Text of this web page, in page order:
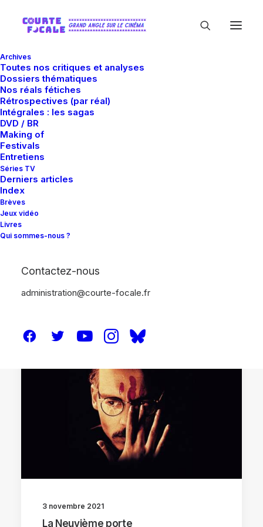
Archives
Toutes nos critiques et analyses
Dossiers thématiques
Nos réals fétiches
Rétrospectives (par réal)
Intégrales : les sagas
DVD / BR
Making of
Festivals
Entretiens
Séries TV
Derniers articles
Index
Brèves
Jeux vidéo
Livres
Qui sommes-nous ?
Contactez-nous
administration@courte-focale.fr
3 novembre 2021
La Neuvième porte